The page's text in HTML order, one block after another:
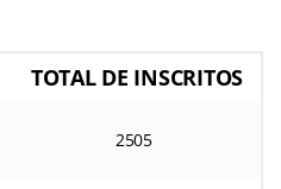
TOTAL DE INSCRITOS
2505